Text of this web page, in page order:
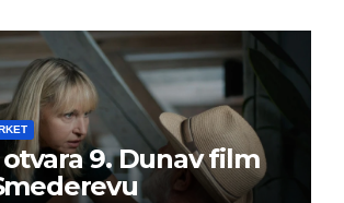
otvara 9. Dunav film